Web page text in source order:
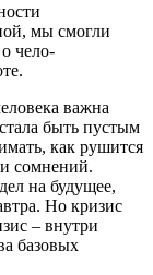
мы смогли
о чело­
важна
быть пустым
как рушится
сомнений.
на будущее,
Но кризис
– внутри
базовых